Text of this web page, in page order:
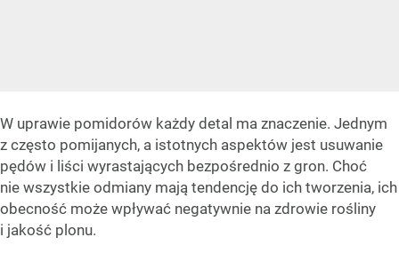
W uprawie pomidorów każdy detal ma znaczenie. Jednym
z często pomijanych, a istotnych aspektów jest usuwanie
pędów i liści wyrastających bezpośrednio z gron. Choć
nie wszystkie odmiany mają tendencję do ich tworzenia, ich
obecność może wpływać negatywnie na zdrowie rośliny
i jakość plonu.